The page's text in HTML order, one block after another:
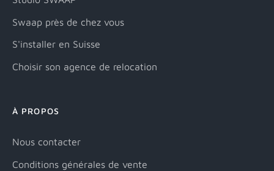
Swaap près de chez vous
S'installer en Suisse
Choisir son agence de relocation
À PROPOS
Nous contacter
Conditions générales de vente